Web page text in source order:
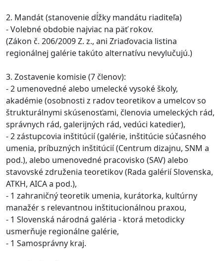
2. Mandát (stanovenie dĺžky mandátu riaditeľa)
- Volebné obdobie najviac na päť rokov.
(Zákon č. 206/2009 Z. z., ani Zriaďovacia listina
regionálnej galérie takúto alternatívu nevylučujú.)
3. Zostavenie komisie (7 členov):
- 2 umenovedné alebo umelecké vysoké školy,
akadémie (osobnosti z radov teoretikov a umelcov so
štrukturálnymi skúsenosťami, členovia umeleckých rád,
správnych rád, galerijných rád, vedúci katedier),
- 2 zástupcovia inštitúcií (galérie, inštitúcie súčasného
umenia, príbuzných inštitúcií (Centrum dizajnu, SNM a
pod.), alebo umenovedné pracovisko (SAV) alebo
stavovské združenia teoretikov (Rada galérií Slovenska,
ATKH, AICA a pod.),
- 1 zahraničný teoretik umenia, kurátorka, kultúrny
manažér s relevantnou inštitucionálnou praxou,
- 1 Slovenská národná galéria - ktorá metodicky
usmerňuje regionálne galérie,
- 1 Samosprávny kraj.